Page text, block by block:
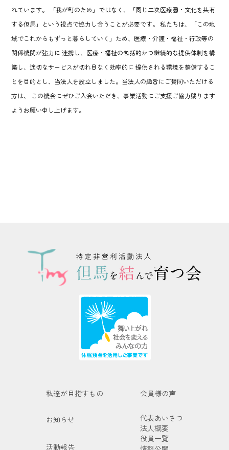
れています。
「我が町のため」ではなく、「同じ二次医療圏・文化を共有
する但馬」という視点で協力し合うことが必要です。 私たちは、「この地
域でこれからもずっと暮らしていく」ため、医療・介護・福祉・行政等の
関係機関が強力に 連携し、医療・福祉の包括的かつ継続的な提供体制を構
築し、適切なサービスが切れ目なく効率的に 提供される環境を整備するこ
とを目的とし、当法人を設立しました。当法人の趣旨にご賛同いただける
方は、
この機会にぜひご入会いただき、事業活動にご支援ご協力賜ります
ようお願い申し上げます。
私達が目指すもの 会員様の声
お知らせ
代表あいさつ
法人概要
役員一覧
活動報告